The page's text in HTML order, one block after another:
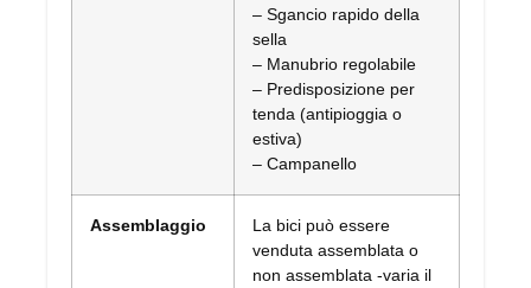
– Sgancio rapido della
sella
– Manubrio regolabile
– Predisposizione per
tenda (antipioggia o
estiva)
– Campanello
Assemblaggio
La bici può essere
venduta assemblata o
non assemblata -varia il